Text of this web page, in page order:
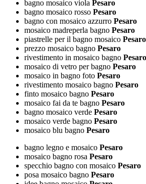
bagno mosaico viola Pesaro
bagno mosaico rosso Pesaro
bagno con mosaico azzurro Pesaro
mosaico madreperla bagno Pesaro
piastrelle per il bagno mosaico Pesaro
prezzo mosaico bagno Pesaro
rivestimento in mosaico bagno Pesaro
mosaico di vetro per bagno Pesaro
mosaico in bagno foto Pesaro
rivestimento mosaico bagno Pesaro
finto mosaico bagno Pesaro
mosaico fai da te bagno Pesaro
bagno mosaico verde Pesaro
mosaico verde bagno Pesaro
mosaico blu bagno Pesaro
bagno legno e mosaico Pesaro
mosaico bagno rosa Pesaro
specchio bagno con mosaico Pesaro
posa mosaico bagno Pesaro